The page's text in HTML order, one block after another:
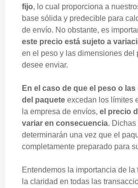
fijo, lo cual proporciona a
base sólida y predecible para
de envío. No obstante, es
este precio está sujeto a
en el peso y las dimensiones del
desee enviar.
En el caso de que el peso o
del paquete excedan los límites
la empresa de envíos, el precio
variar en consecuencia.
determinarán una vez que el
completamente preparado para
Entendemos la importancia de la
la claridad en todas las